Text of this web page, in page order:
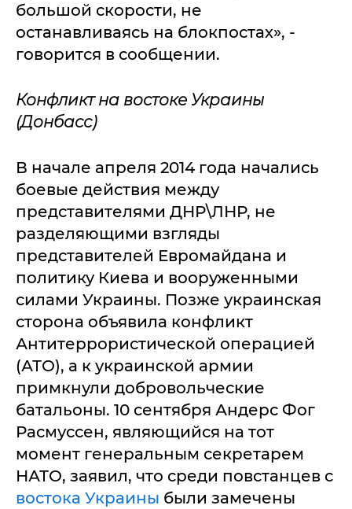
большой скорости, не
останавливаясь на блокпостах», -
говорится в сообщении.
Конфликт на востоке Украины
(Донбасс)
В начале апреля 2014 года начались
боевые действия между
представителями ДНР\ЛНР, не
разделяющими взгляды
представителей Евромайдана и
политику Киева и вооруженными
силами Украины. Позже украинская
сторона объявила конфликт
Антитеррористической операцией
(АТО), а к украинской армии
примкнули добровольческие
батальоны. 10 сентября Андерс Фог
Расмуссен, являющийся на тот
момент генеральным секретарем
НАТО, заявил, что среди повстанцев с
востока Украины были замечены